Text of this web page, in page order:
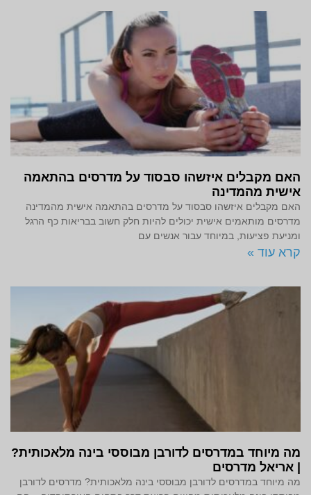
האם מקבלים איזשהו סבסוד על מדרסים בהתאמה
אישית מהמדינה
האם מקבלים איזשהו סבסוד על מדרסים בהתאמה אישית מהמדינה
מדרסים מותאמים אישית יכולים להיות חלק חשוב בבריאות כף הרגל
ומניעת פציעות, במיוחד עבור אנשים עם
קרא עוד »
מה מיוחד במדרסים לדורבן מבוססי בינה מלאכותית?
| אריאל מדרסים
מה מיוחד במדרסים לדורבן מבוססי בינה מלאכותית? מדרסים לדורבן